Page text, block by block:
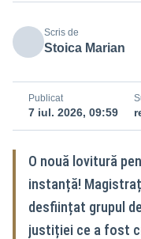
Scris de
Stoica Marian
Publicat
7 iul. 2026, 09:59
O nouă lovitură
instanță!
desființat grupul
justiției ce a fost